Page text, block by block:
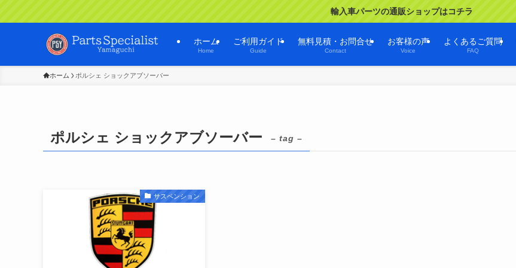
輸入車パーツの通販ショップはコチラ
ホーム
Home
ご利用ガイド
Guide
無料見積・お問合せ
Contact
お客様の声
Voice
よくあるご質問
FAQ
ホーム ポルシェ ショックアブソーバー
ポルシェ ショックアブソーバー – tag –
サスペンション